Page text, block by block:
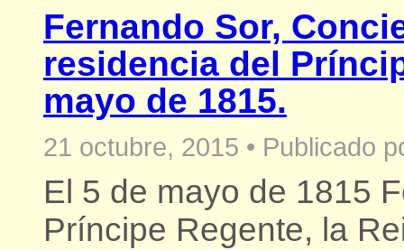
Fernando Sor,
residencia del
mayo de 1815.
21 octubre, 2015 • Publicado
El 5 de mayo de 1815
Príncipe Regente, la